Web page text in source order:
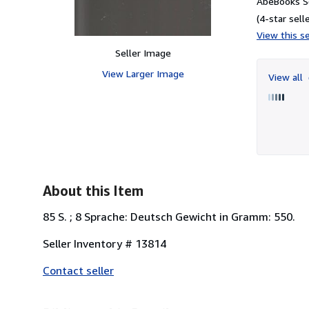
Seller Image
View Larger Image
(4-star
View this
View all
About this Item
85 S. ; 8 Sprache: Deutsch Gewicht in Gramm: 550.
Seller Inventory # 13814
Contact seller